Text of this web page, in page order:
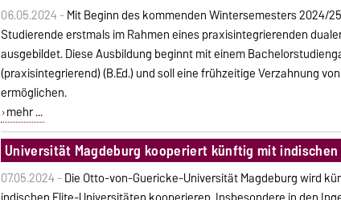
06.05.2024 -Mit Beginn des kommenden Wintersemesters 2024/
Studierende erstmals im Rahmen eines praxisintegrierenden
ausgebildet. Diese Ausbildung beginnt mit einem
(praxisintegrierend) (B.Ed.) und soll eine frühzeitige Verzahnung
ermöglichen.
mehr ...
Universität Magdeburg kooperiert künftig mit
07.05.2024 -Die Otto-von-Guericke-Universität Magdeburg wird